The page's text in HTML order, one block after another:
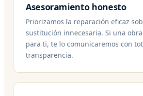
Asesoramiento honesto
Priorizamos la reparación eficaz
sustitución innecesaria. Si una
para ti, te lo comunicaremos con
transparencia.